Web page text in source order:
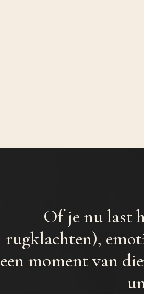
Of je nu last
rugklachten),
een moment van